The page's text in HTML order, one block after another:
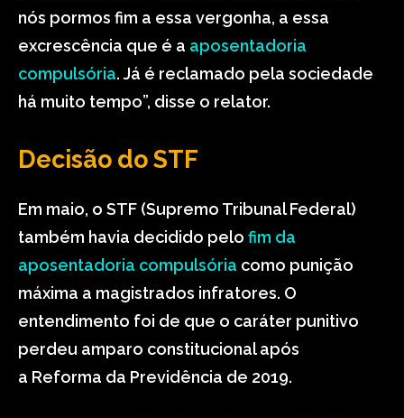
nós pormos fim a essa vergonha, a essa
excrescência que é a aposentadoria
compulsória. Já é reclamado pela sociedade
há muito tempo”, disse o relator.
Decisão do STF
Em maio, o STF (Supremo Tribunal Federal)
também havia decidido pelo fim da
aposentadoria compulsória como punição
máxima a magistrados infratores. O
entendimento foi de que o caráter punitivo
perdeu amparo constitucional após
a Reforma da Previdência de 2019.